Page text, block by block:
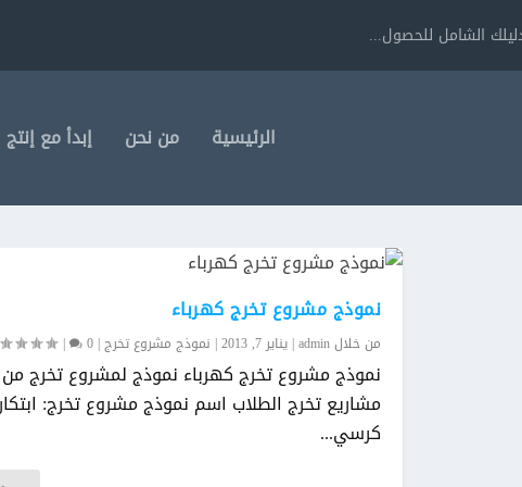
الشامل للحصول...
الرئيسية من نحن إبدأ مع إنتج
نموذج مشروع تخرج كهرباء
من خلالadmin
| يناير 7, 2013 | نموذج مشروع تخرج|
0
|
نموذج مشروع تخرج كهرباء نموذج لمشروع تخرج من
مشاريع تخرج الطلاب اسم نموذج مشروع تخرج:
كرسي...